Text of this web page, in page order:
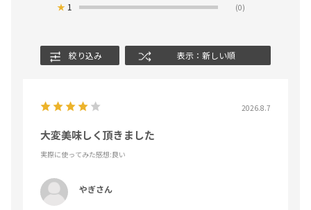
★ 1 (0)
絞り込み 表示：新しい順
2026.8.7
大変美味しく頂きました
実際に使ってみた感想:良い
やぎさん